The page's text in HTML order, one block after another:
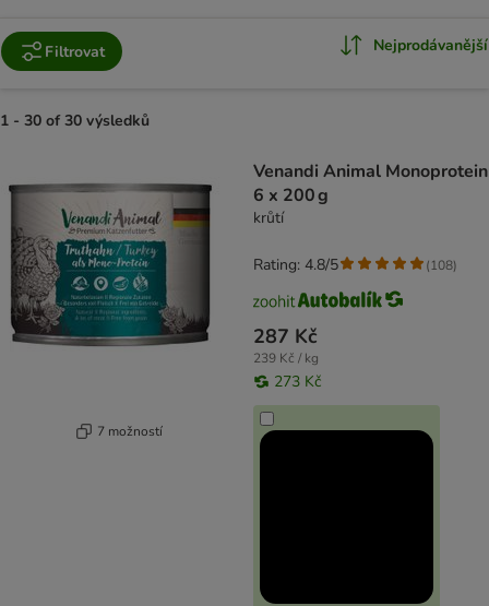
Filtrovat Nejprodávanější
1 - 30 of 30 výsledků
7 možností
Venandi Animal Monoprotein
6 x 200 g
krůtí
287 Kč
239 Kč / kg
273 Kč
Rating: 4.8/5 (108)